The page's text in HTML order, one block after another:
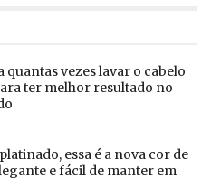
quantas vezes lavar o cabelo
ter melhor resultado no
essa é a nova cor de
e fácil de manter em